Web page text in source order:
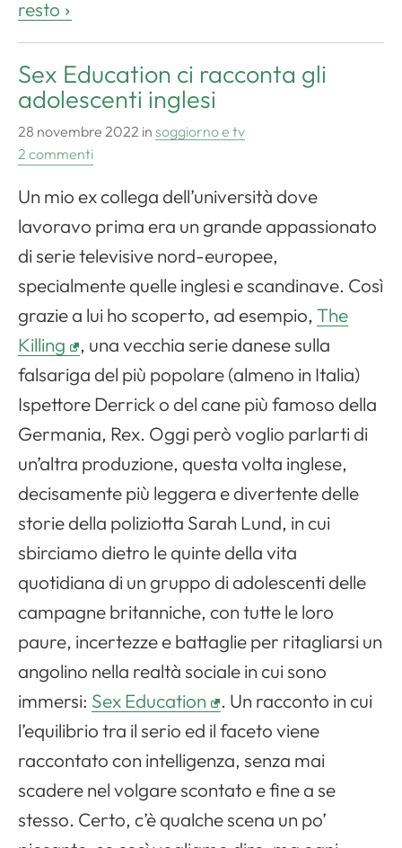
resto
Sex Education ci racconta gli
adolescenti inglesi
28 novembre 2022 in soggiorno e tv
2 commenti
Un mio ex collega dell’università dove
lavoravo prima era un grande appassionato
di serie televisive nord-europee,
specialmente quelle inglesi e scandinave. Così
grazie a lui ho scoperto, ad esempio, The
Killing
, una vecchia serie danese sulla
falsariga del più popolare (almeno in Italia)
Ispettore Derrick o del cane più famoso della
Germania, Rex. Oggi però voglio parlarti di
un’altra produzione, questa volta inglese,
decisamente più leggera e divertente delle
storie della poliziotta Sarah Lund, in cui
sbirciamo dietro le quinte della vita
quotidiana di un gruppo di adolescenti delle
campagne britanniche, con tutte le loro
paure, incertezze e battaglie per ritagliarsi un
angolino nella realtà sociale in cui sono
immersi: Sex Education
. Un racconto in cui
l’equilibrio tra il serio ed il faceto viene
raccontato con intelligenza, senza mai
scadere nel volgare scontato e fine a se
stesso. Certo, c’è qualche scena un po’